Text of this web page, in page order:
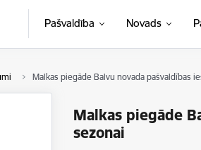
Pašvaldība Novads
Malkas piegāde Balvu novada pašvaldības
Malkas piegāde
sezonai